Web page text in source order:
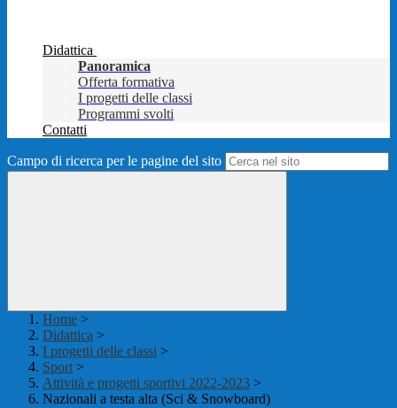
Didattica
Panoramica
Offerta formativa
I progetti delle classi
Programmi svolti
Contatti
Campo di ricerca per le pagine del sito
Home >
Didattica >
I progetti delle classi >
Sport >
Attività e progetti sportivi 2022-2023 >
Nazionali a testa alta (Sci & Snowboard)